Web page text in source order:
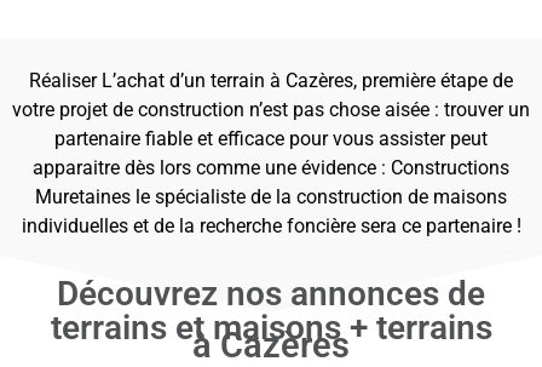
Réaliser L’achat d’un terrain à Cazères, première étape de
votre projet de construction n’est pas chose aisée : trouver un
partenaire fiable et efficace pour vous assister peut
apparaitre dès lors comme une évidence : Constructions
Muretaines le spécialiste de la construction de maisons
individuelles et de la recherche foncière sera ce partenaire !
Découvrez nos annonces de
terrains et maisons + terrains
à Cazères